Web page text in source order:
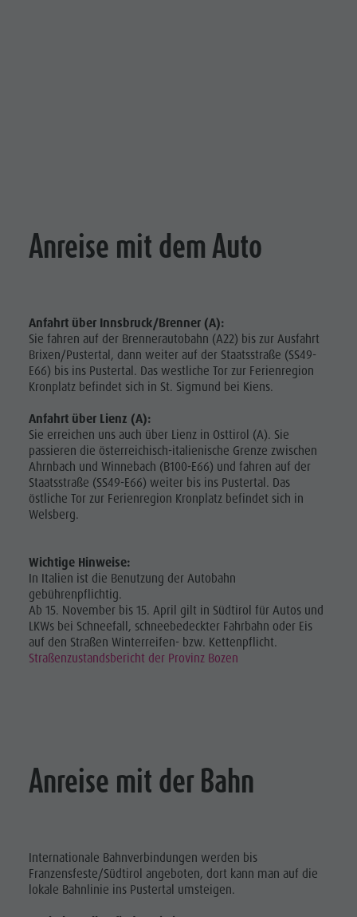
Anreise mit dem Auto
Anfahrt über Innsbruck/Brenner (A):
Sie fahren auf der Brennerautobahn (A22) bis zur Ausfahrt
Brixen/Pustertal, dann weiter auf der Staatsstraße (SS49-
E66) bis ins Pustertal. Das westliche Tor zur Ferienregion
Kronplatz befindet sich in St. Sigmund bei Kiens.
Anfahrt über Lienz (A):
Sie erreichen uns auch über Lienz in Osttirol (A). Sie
passieren die österreichisch-italienische Grenze zwischen
Ahrnbach und Winnebach (B100-E66) und fahren auf der
Staatsstraße (SS49-E66) weiter bis ins Pustertal. Das
östliche Tor zur Ferienregion Kronplatz befindet sich in
Welsberg.
Wichtige Hinweise:
In Italien ist die Benutzung der Autobahn
gebührenpflichtig.
Ab 15. November bis 15. April gilt in Südtirol für Autos und
LKWs bei Schneefall, schneebedeckter Fahrbahn oder Eis
auf den Straßen Winterreifen- bzw. Kettenpflicht.
Straßenzustandsbericht der Provinz Bozen
Anreise mit der Bahn
Internationale Bahnverbindungen werden bis
Franzensfeste/Südtirol angeboten, dort kann man auf die
lokale Bahnlinie ins Pustertal umsteigen.